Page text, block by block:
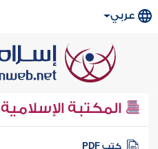
عربي
المكتبة الإسلامية